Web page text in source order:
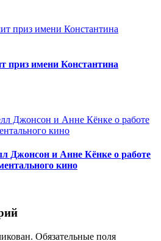
приз имени Константина
и Анне Кёнке о работе
кино
Обязательные поля